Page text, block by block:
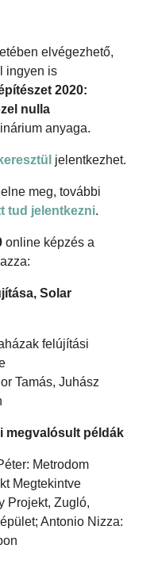
elvégezhető,
ingyen is
2020:
nulla
anyaga.
jelentkezhet.
meg, további
tud jelentkezni.
online képzés a
Solar
felújítási
Tamás, Juhász
megvalósult példák
Metrodom
Megtekintve
Projekt, Zugló,
Antonio Nizza: